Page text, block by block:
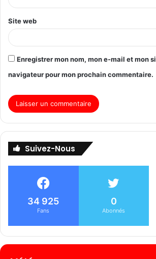
Site web
Enregistrer mon nom, mon e-mail et mon
navigateur pour mon prochain commentaire.
Suivez-Nous
34 925
Fans
0
Abonnés